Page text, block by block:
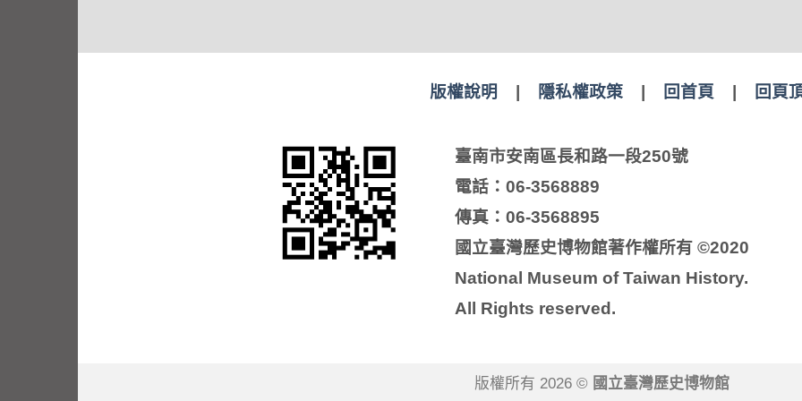
版權說明 | 隱私權政策| 回首頁 | 回頁
臺南市安南區長和路一段250號
電話：06-3568889
傳真：06-3568895
國立臺灣歷史博物館著作權所有 ©2020
National Museum of Taiwan History.
All Rights reserved.
版權所有 2026 © 國立臺灣歷史博物館